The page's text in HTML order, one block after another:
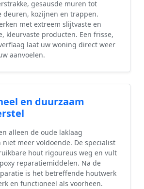
gesausde muren tot
deuren, kozijnen en trappen.
met extreem slijtvaste en
kleurvaste producten. Een frisse,
laat uw woning direct weer
aanvoelen.
en duurzaam
alleen de oude laklaag
meer voldoende. De specialist
hout rigoureus weg en vult
reparatiemiddelen. Na de
is het betreffende houtwerk
en functioneel als voorheen.